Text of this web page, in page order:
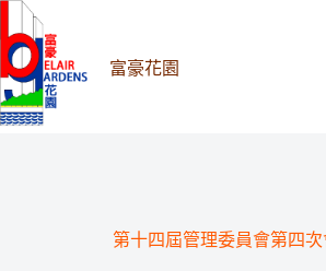
至
主
要
內
富豪花園
第十四屆管理委員會第四